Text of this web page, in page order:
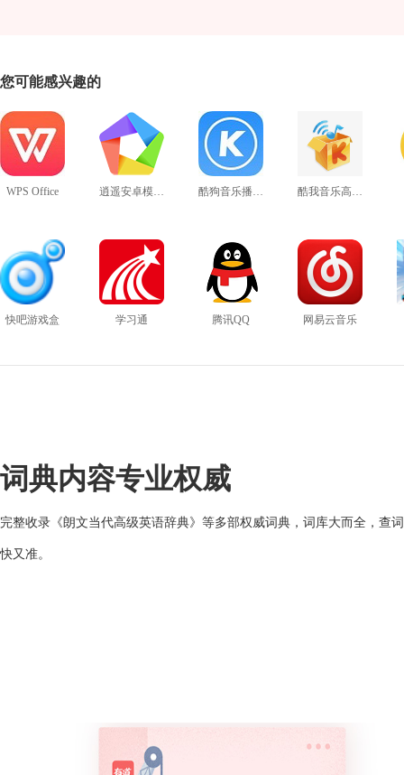
您可能感兴趣的
WPS Office 逍遥安卓模拟器 酷狗音乐播放器 酷我音乐高音质版
快吧游戏盒 学习通 腾讯QQ 网易云音乐
词典内容专业权威
完整收录《朗文当代高级英语辞典》等多部权威词典，词库大而全，查词
快又准。